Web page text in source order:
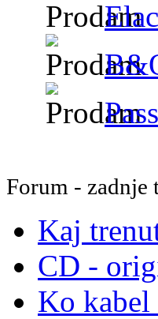
Forum - zadnje
Kaj
CD -
Ko